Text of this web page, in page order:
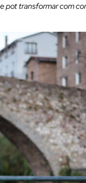
pot transformar com